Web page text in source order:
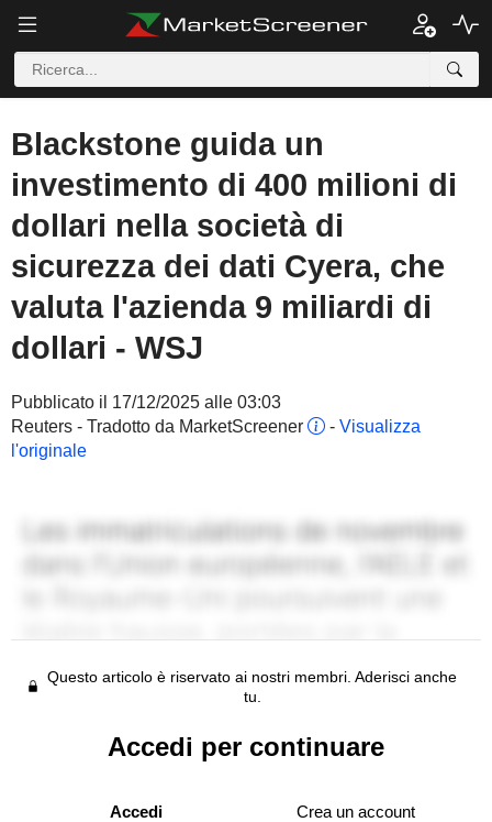
Blackstone guida un
investimento di 400 milioni di
dollari nella società di
sicurezza dei dati Cyera, che
valuta l'azienda 9 miliardi di
dollari - WSJ
Pubblicato il 17/12/2025 alle 03:03
Reuters - Tradotto da MarketScreener
- Visualizza
l'originale
Questo articolo è riservato ai nostri membri. Aderisci anche
tu.
Accedi per continuare
Accedi Crea un account